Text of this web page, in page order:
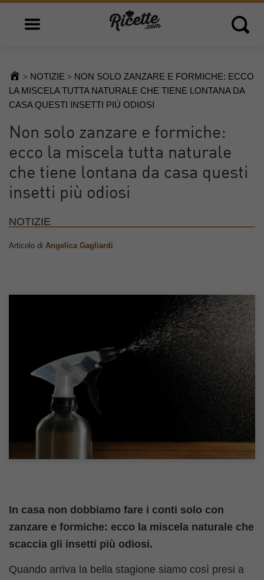
Open main menu Open
> NOTIZIE > NON SOLO ZANZARE E FORMICHE: ECCO
LA MISCELA TUTTA NATURALE CHE TIENE LONTANA DA
CASA QUESTI INSETTI PIÙ ODIOSI
Non solo zanzare e formiche:
ecco la miscela tutta naturale
che tiene lontana da casa questi
insetti più odiosi
NOTIZIE
Articolo di Angelica Gagliardi
In casa non dobbiamo fare i conti solo con
zanzare e formiche: ecco la miscela naturale che
scaccia gli insetti più odiosi.
Quando arriva la bella stagione siamo così presi a